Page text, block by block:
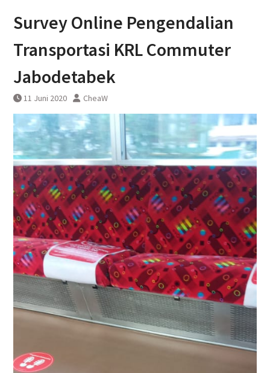
Uji Coba Terbatas Perpanjangan
Layanan Kereta Api Srilelawangsa
Survey Online Pengendalian
Transportasi KRL Commuter
Jabodetabek
11 Juni 2020 CheaW